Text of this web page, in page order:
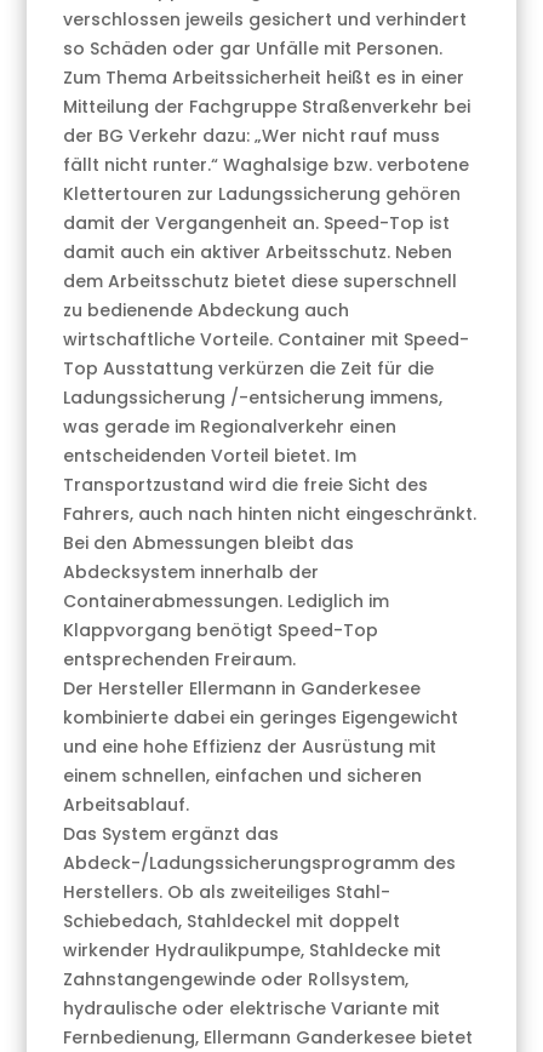
verschlossen jeweils gesichert und verhindert
so Schäden oder gar Unfälle mit Personen.
Zum Thema Arbeitssicherheit heißt es in einer
Mitteilung der Fachgruppe Straßenverkehr bei
der BG Verkehr dazu: „Wer nicht rauf muss
fällt nicht runter.“ Waghalsige bzw. verbotene
Klettertouren zur Ladungssicherung gehören
damit der Vergangenheit an. Speed-Top ist
damit auch ein aktiver Arbeitsschutz. Neben
dem Arbeitsschutz bietet diese superschnell
zu bedienende Abdeckung auch
wirtschaftliche Vorteile. Container mit Speed-
Top Ausstattung verkürzen die Zeit für die
Ladungssicherung /-entsicherung immens,
was gerade im Regionalverkehr einen
entscheidenden Vorteil bietet. Im
Transportzustand wird die freie Sicht des
Fahrers, auch nach hinten nicht eingeschränkt.
Bei den Abmessungen bleibt das
Abdecksystem innerhalb der
Containerabmessungen. Lediglich im
Klappvorgang benötigt Speed-Top
entsprechenden Freiraum.
Der Hersteller Ellermann in Ganderkesee
kombinierte dabei ein geringes Eigengewicht
und eine hohe Effizienz der Ausrüstung mit
einem schnellen, einfachen und sicheren
Arbeitsablauf.
Das System ergänzt das
Abdeck-/Ladungssicherungsprogramm des
Herstellers. Ob als zweiteiliges Stahl-
Schiebedach, Stahldeckel mit doppelt
wirkender Hydraulikpumpe, Stahldecke mit
Zahnstangengewinde oder Rollsystem,
hydraulische oder elektrische Variante mit
Fernbedienung, Ellermann Ganderkesee bietet